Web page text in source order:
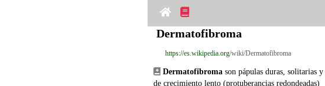
Dermatofibroma
https://es.wikipedia.org/wiki/Dermatofibroma
Dermatofibroma son pápulas duras, solitarias y
de crecimiento lento (protuberancias redondeadas)